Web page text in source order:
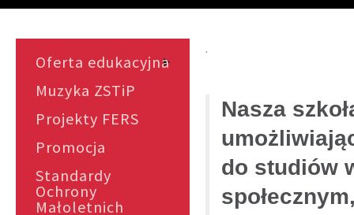
Oferta edukacyjna
Muzyka ZSTiP
Projekty FERS
Promocja
Standardy
Ochrony
Małoletnich
.
Nasza
do studiów